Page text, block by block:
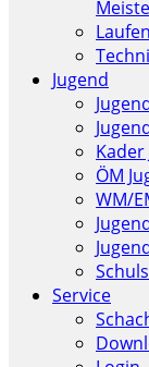
Jugend
Kader
ÖM
WM/
Service